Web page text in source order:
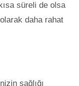
süreli de olsa
daha rahat
sağlığı